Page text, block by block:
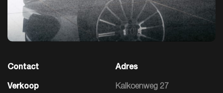
Contact
Verkoop
Adres
Kalkoenweg 27